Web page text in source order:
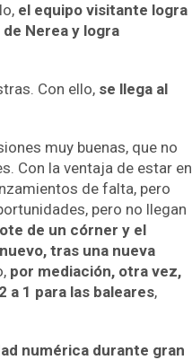
el equipo visitante logra
Nerea y logra
Con ello, se llega al
muy buenas, que no
Con la ventaja de estar en
de falta, pero
pero no llegan
de un córner y el
tras una nueva
por mediación, otra vez,
a 1 para las baleares,
numérica durante gran